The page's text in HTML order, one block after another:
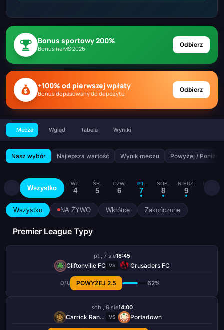
Bonus sportowy 200%
Bonus na MŚ 2026 Odbierz
+100% od pierwszej wpłaty
Bonus dopasowany do depozytu Odbierz
Mecze Wgląd Tabela Wyniki
Nasz wybór Najlepsza wartość Wynik meczu Powyżej / Poniżej
Wszystko
WT.
4
ŚR.
5
CZW.
6
PT.
7
SOB.
8
NIEDZ.
9
PON.
Wszystko NA ŻYWO Wkrótce Zakończone
Premier League Typy
pt., 7 sie18:45
Cliftonville FC VS Crusaders FC
O/U POWYŻEJ 2.5 62%
sob., 8 sie14:00
Carrick Rangers VS Portadown